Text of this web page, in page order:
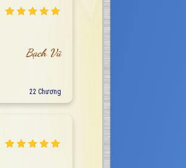
Bạch Vũ
22 Chương